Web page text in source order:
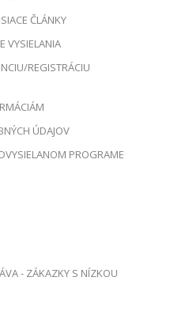
ČLÁNKY
VYSIELANIA
REGISTRÁCIU
ÚDAJOV
PROGRAME
- ZÁKAZKY S NÍZKOU